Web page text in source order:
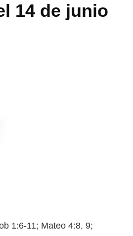
14 de junio
1:6-11; Mateo 4:8, 9;